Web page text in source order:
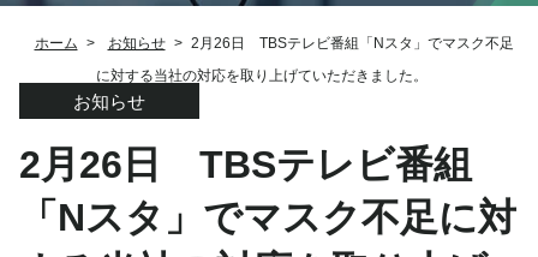
ホーム > お知らせ > 2月26日 TBSテレビ番組「Nスタ」でマスク不足
に対する当社の対応を取り上げていただきました。
お知らせ
2月26日 TBSテレビ番組
「Nスタ」でマスク不足に対